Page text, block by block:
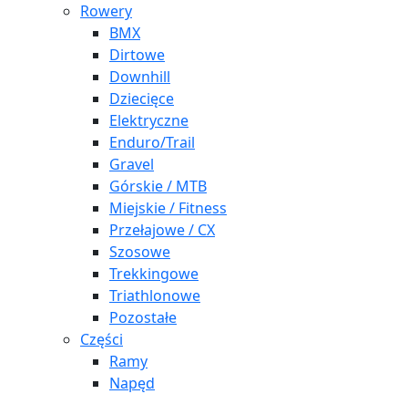
Rowery
BMX
Dirtowe
Downhill
Dziecięce
Elektryczne
Enduro/Trail
Gravel
Górskie / MTB
Miejskie / Fitness
Przełajowe / CX
Szosowe
Trekkingowe
Triathlonowe
Pozostałe
Części
Ramy
Napęd